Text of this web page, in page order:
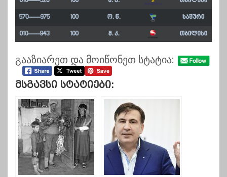
გააზიარეთ და მოიწონეთ სტატია:
Მსგავსი Სტატიები: